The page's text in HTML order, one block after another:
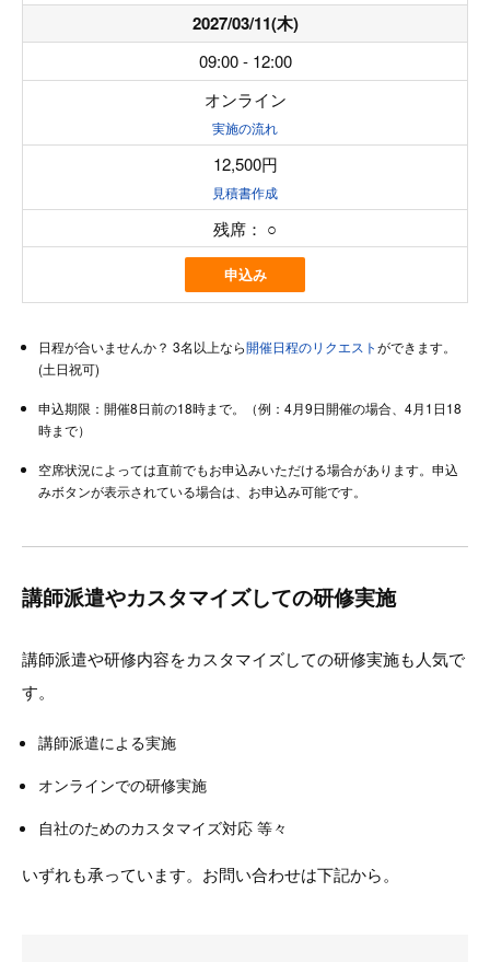
2027/03/11(木)
09:00 - 12:00
オンライン
実施の流れ
12,500円
見積書作成
残席： ○
申込み
日程が合いませんか？ 3名以上なら開催日程のリクエストができます。
(土日祝可)
申込期限：開催8日前の18時まで。（例：4月9日開催の場合、4月1日18
時まで）
空席状況によっては直前でもお申込みいただける場合があります。申込
みボタンが表示されている場合は、お申込み可能です。
講師派遣やカスタマイズしての研修実施
講師派遣や研修内容をカスタマイズしての研修実施も人気で
す。
講師派遣による実施
オンラインでの研修実施
自社のためのカスタマイズ対応 等々
いずれも承っています。お問い合わせは下記から。